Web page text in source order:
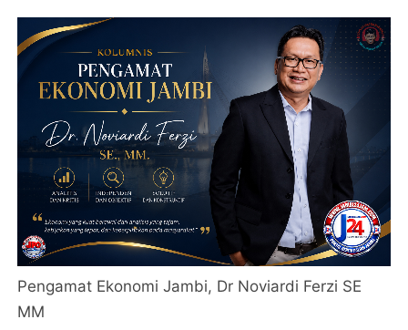
Pengamat Ekonomi Jambi, Dr Noviardi Ferzi SE
MM